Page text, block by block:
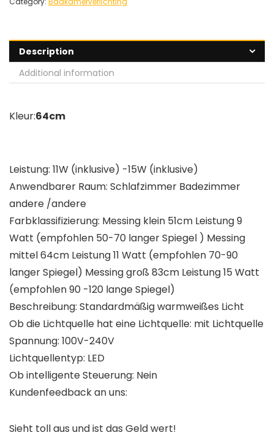
Description
Additional information
Kleur:64cm
Leistung: 11W (inklusive) -15W (inklusive)
Anwendbarer Raum: Schlafzimmer Badezimmer
andere /andere
Farbklassifizierung: Messing klein 51cm Leistung 9
Watt (empfohlen 50-70 langer Spiegel ) Messing
mittel 64cm Leistung 11 Watt (empfohlen 70-90
langer Spiegel) Messing groß 83cm Leistung 15 Watt
(empfohlen 90 -120 lange Spiegel)
Beschreibung: Standardmäßig warmweißes Licht
Ob die Lichtquelle hat eine Lichtquelle: mit Lichtquelle
Spannung: 100V-240V
Lichtquellentyp: LED
Ob intelligente Steuerung: Nein
Kundenfeedback an uns:
Sieht toll aus und ist das Geld wert!